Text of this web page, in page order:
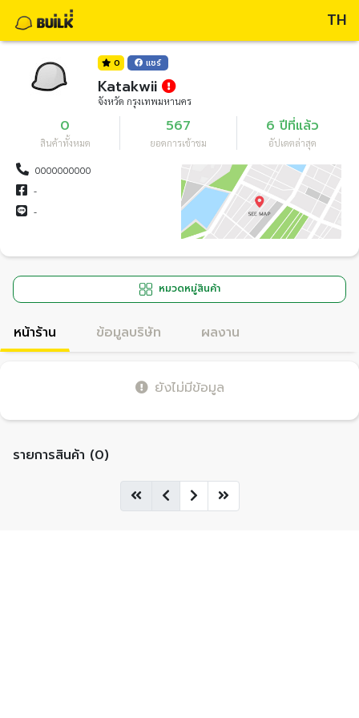
TH
0 แชร์
Katakwii
จังหวัด กรุงเทพมหานคร
0
สินค้าทั้งหมด
567
ยอดการเข้าชม
6 ปีที่แล้ว
อัปเดตล่าสุด
0000000000
-
-
หมวดหมู่สินค้า
หน้าร้าน ข้อมูลบริษัท ผลงาน
ยังไม่มีข้อมูล
รายการสินค้า (0)